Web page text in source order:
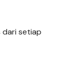
dari setiap